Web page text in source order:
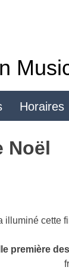
Horaires
Noël
illuminé cette
première